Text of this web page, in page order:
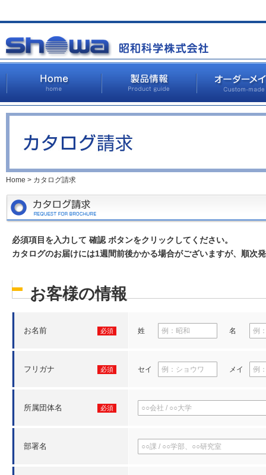
Home > カタログ請求
必須項⽬を⼊⼒して 確認 ボタンをクリックしてください。
カタログのお届けには1週間前後かかる場合がございますが、順次
お客様の情報
お名前 必須 姓 名
フリガナ 必須 セイ メイ
所属団体名 必須
部署名